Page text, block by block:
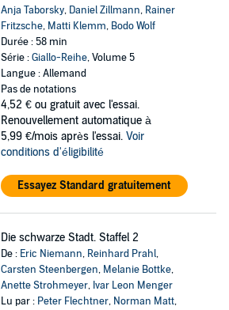
Anja Taborsky, Daniel Zillmann, Rainer
Fritzsche, Matti Klemm, Bodo Wolf
Durée : 58 min
Série :Giallo-Reihe, Volume 5
Langue : Allemand
Pas de notations
4,52 € ou gratuit avec l'essai.
Renouvellement automatique à
5,99 €/mois après l'essai. Voir
conditions d'éligibilité
Essayez Standard gratuitement
Die schwarze Stadt. Staffel 2
De : Eric Niemann, Reinhard Prahl,
Carsten Steenbergen, Melanie Bottke,
Anette Strohmeyer, Ivar Leon Menger
Lu par : Peter Flechtner, Norman Matt,